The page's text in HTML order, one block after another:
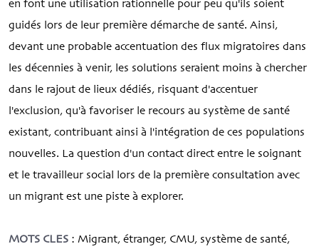
en font une utilisation rationnelle pour peu qu'ils soient
guidés lors de leur première démarche de santé. Ainsi,
devant une probable accentuation des flux migratoires dans
les décennies à venir, les solutions seraient moins à chercher
dans le rajout de lieux dédiés, risquant d'accentuer
l'exclusion, qu'à favoriser le recours au système de santé
existant, contribuant ainsi à l'intégration de ces populations
nouvelles. La question d'un contact direct entre le soignant
et le travailleur social lors de la première consultation avec
un migrant est une piste à explorer.
MOTS CLES : Migrant, étranger, CMU, système de santé,